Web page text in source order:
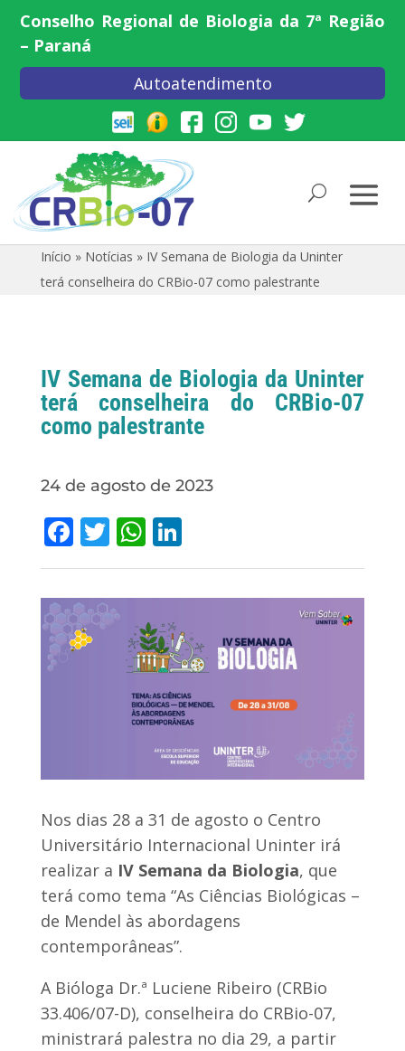
Conselho Regional de Biologia da 7ª Região
– Paraná
Autoatendimento
Início » Notícias » IV Semana de Biologia da Uninter
terá conselheira do CRBio-07 como palestrante
IV Semana de Biologia da Uninter
terá conselheira do CRBio-07
como palestrante
24 de agosto de 2023
Facebook
Twitter
WhatsApp
LinkedIn
Nos dias 28 a 31 de agosto o Centro
Universitário Internacional Uninter irá
realizar a IV Semana da Biologia, que
terá como tema “As Ciências Biológicas –
de Mendel às abordagens
contemporâneas”.
A Bióloga Dr.ª Luciene Ribeiro (CRBio
33.406/07-D), conselheira do CRBio-07,
ministrará palestra no dia 29, a partir